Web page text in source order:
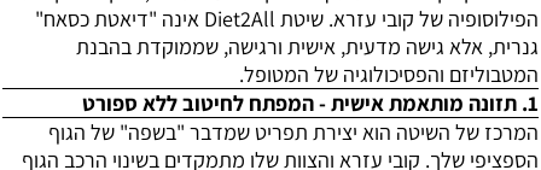
הפילוסופיה של קובי עזרא. שיטת Diet2All אינה "דיאטת כסאח"
גנרית, אלא גישה מדעית, אישית ורגישה, שממוקדת בהבנת
המטבוליזם והפסיכולוגיה של המטופל.
1. תזונה מותאמת אישית - המפתח לחיטוב ללא ספורט
המרכז של השיטה הוא יצירת תפריט שמדבר "בשפה" של הגוף
הספציפי שלך. קובי עזרא והצוות שלו מתמקדים בשינוי הרכב הגוף